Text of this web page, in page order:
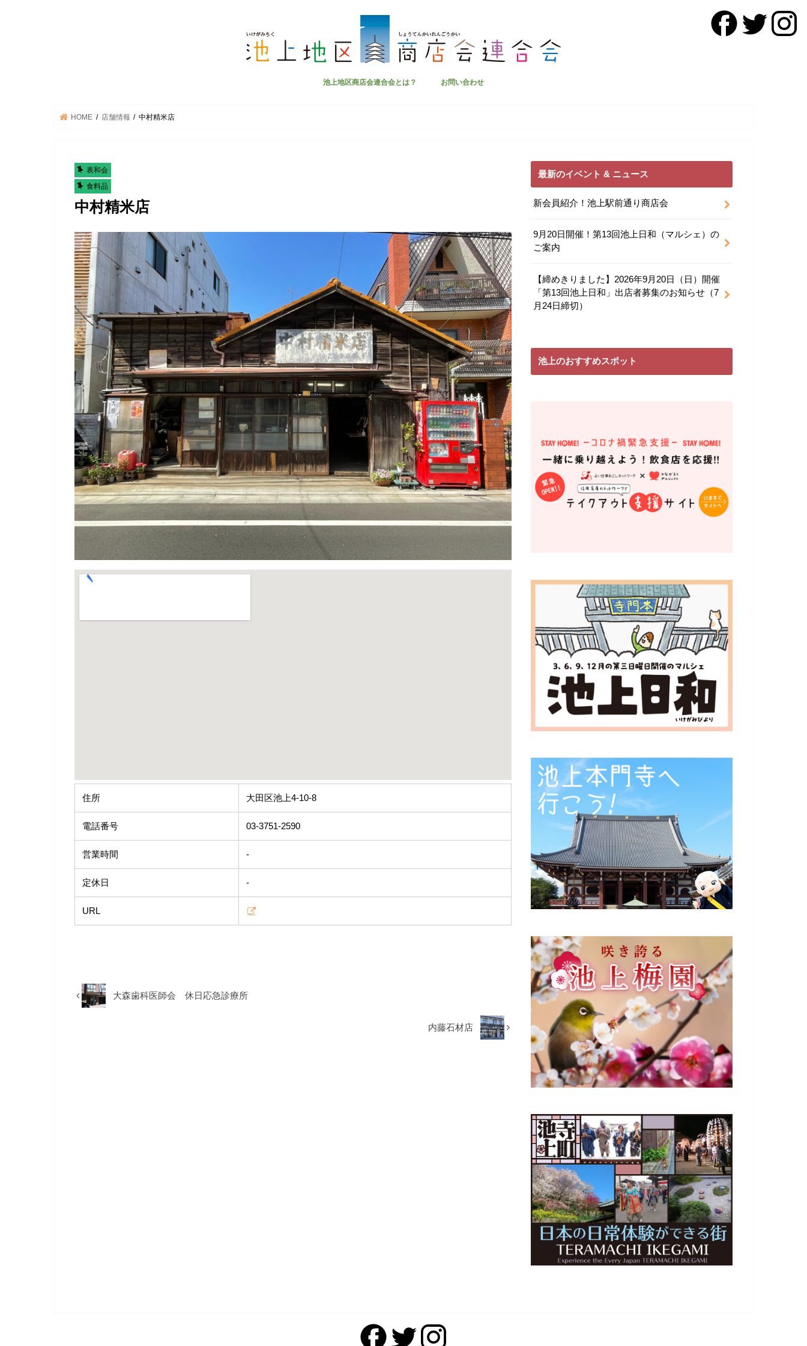
池上地区商店会連合会とは？ お問い合わせ
HOME 店舗情報 中村精米店
表和会
食料品
中村精米店
住所 大田区池上4-10-8
電話番号 03-3751-2590
営業時間 -
定休日 -
URL
大森歯科医師会 休日応急診療所
内藤石材店
最新のイベント & ニュース
新会員紹介！池上駅前通り商店会
9月20日開催！第13回池上日和（マルシェ）の
ご案内
【締めきりました】2026年9月20日（日）開催
「第13回池上日和」出店者募集のお知らせ（7
月24日締切）
池上のおすすめスポット